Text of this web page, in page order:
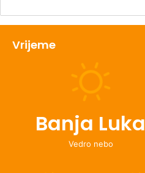
Vrijeme
Banja Luka
Vedro nebo